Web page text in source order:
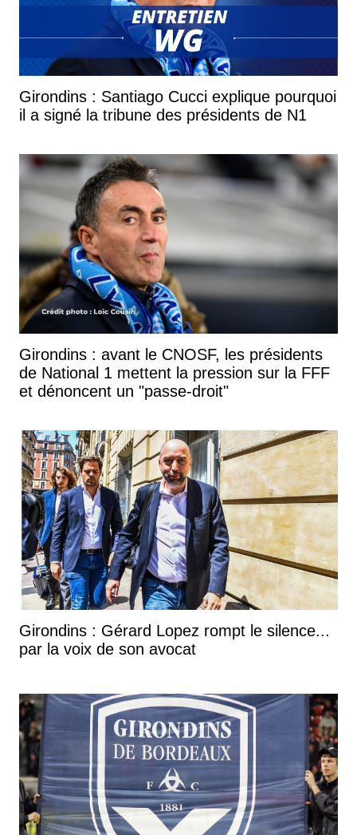
Girondins : Santiago Cucci explique pourquoi
il a signé la tribune des présidents de N1
Girondins : avant le CNOSF, les présidents
de National 1 mettent la pression sur la FFF
et dénoncent un "passe-droit"
Girondins : Gérard Lopez rompt le silence...
par la voix de son avocat